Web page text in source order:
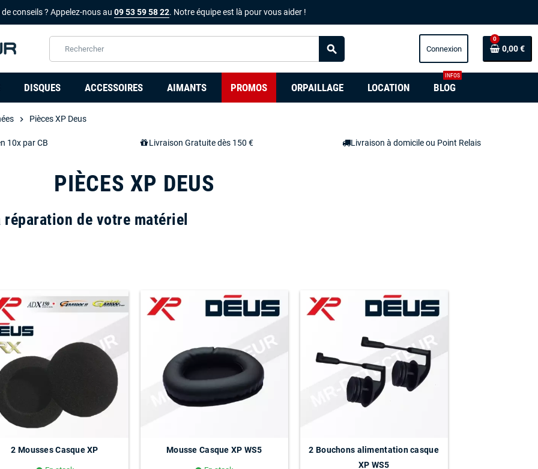
de conseils ? Appelez-nous au09 53 59 58 22. Notre équipe est là pour vous aider !
search
0
0,00 €
DISQUES ACCESSOIRES AIMANTS PROMOS ORPAILLAGE LOCATION BLOG
INFOS
chevron_right Pièces XP Deus
10x par CB Livraison Gratuite dès 150 € Livraison à domicile ou Point Relais
PIÈCES XP DEUS
de votre matériel
2 Mousses Casque XP Mousse Casque XP WS5
2 Bouchons alimentation casque
XP WS5